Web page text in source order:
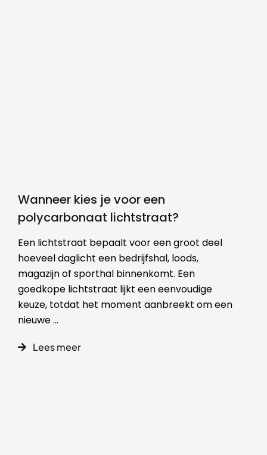
Wanneer kies je voor een
polycarbonaat lichtstraat?
Een lichtstraat bepaalt voor een groot deel
hoeveel daglicht een bedrijfshal, loods,
magazijn of sporthal binnenkomt. Een
goedkope lichtstraat lijkt een eenvoudige
keuze, totdat het moment aanbreekt om een
nieuwe...
Lees meer